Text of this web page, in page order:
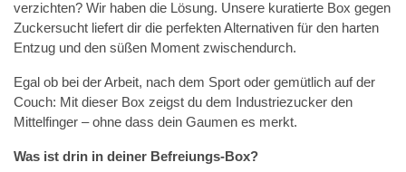
verzichten? Wir haben die Lösung. Unsere kuratierte Box gegen
Zuckersucht liefert dir die perfekten Alternativen für den harten
Entzug und den süßen Moment zwischendurch.
Egal ob bei der Arbeit, nach dem Sport oder gemütlich auf der
Couch: Mit dieser Box zeigst du dem Industriezucker den
Mittelfinger – ohne dass dein Gaumen es merkt.
Was ist drin in deiner Befreiungs-Box?